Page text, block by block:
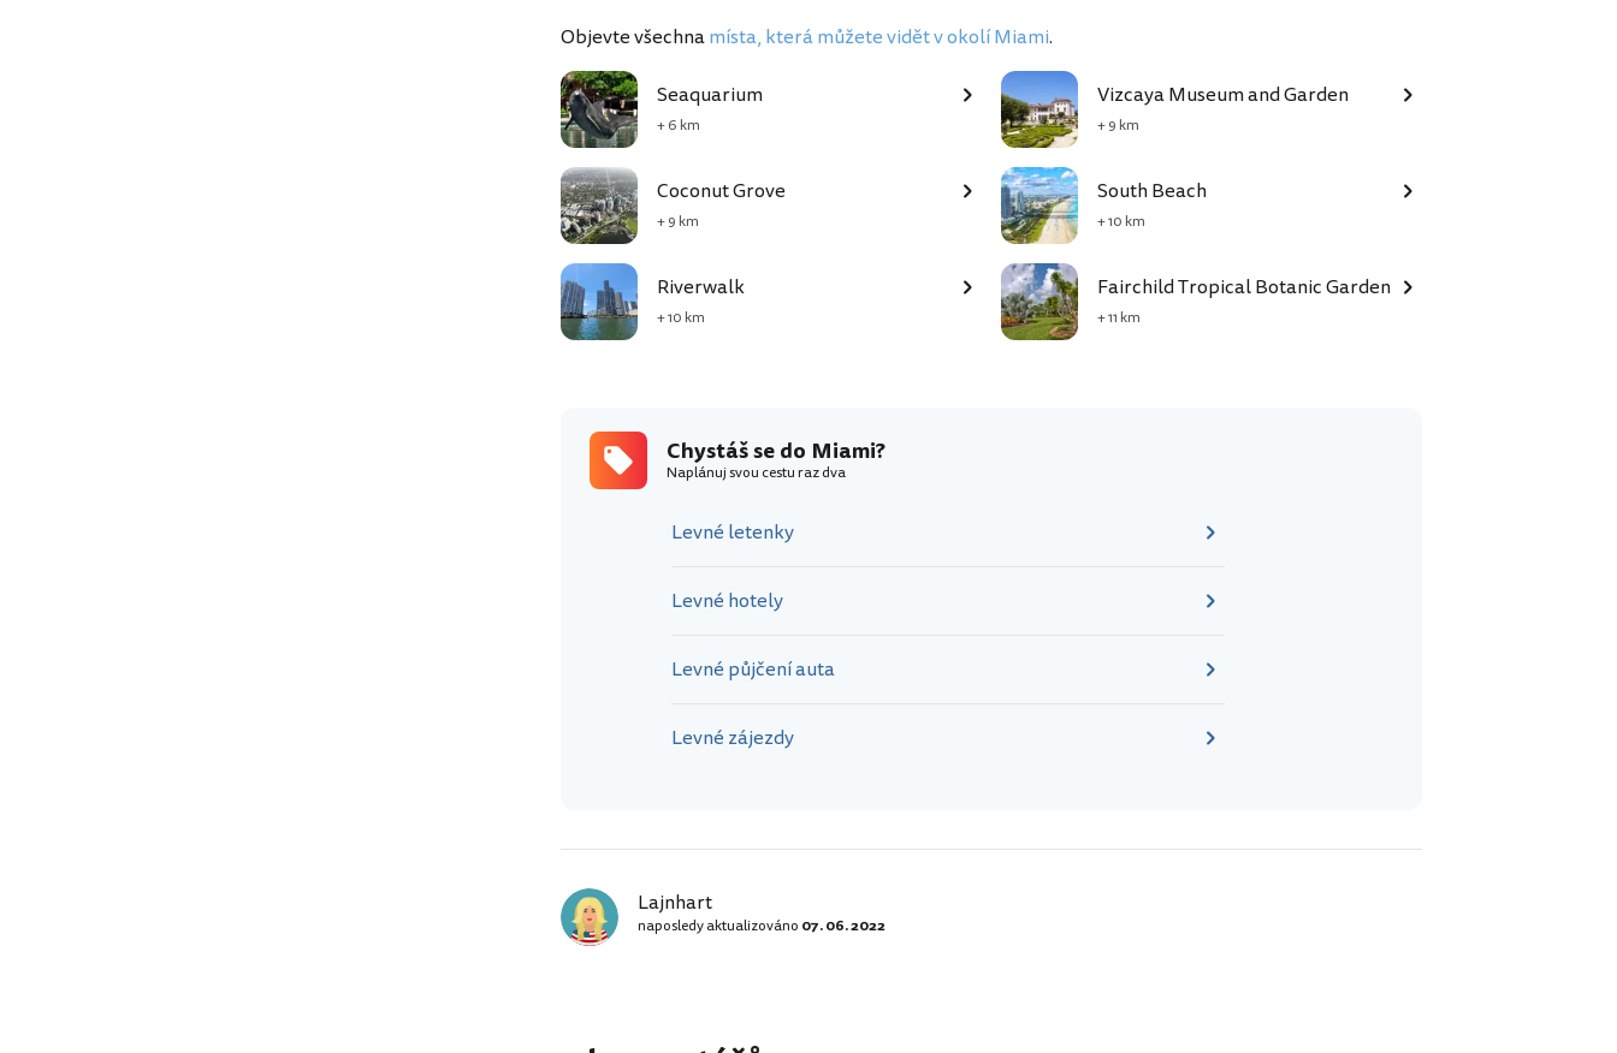
Objevte všechnamísta, která můžete vidět v okolí Miami.
Seaquarium
+ 6 km
Vizcaya Museum and Garden
+ 9 km
Coconut Grove
+ 9 km
South Beach
+ 10 km
Riverwalk
+ 10 km
Fairchild Tropical Botanic Garden
+ 11 km
Chystáš se do Miami?
Naplánuj svou cestu raz dva
Levné letenky
Levné hotely
Levné půjčení auta
Levné zájezdy
Lajnhart
naposledy aktualizováno 07. 06. 2022